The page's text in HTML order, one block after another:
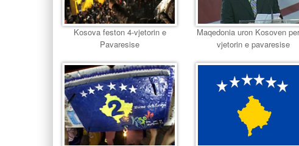
Kosova feston 4-vjetorin e
Pavaresise
Maqedonia uron Kosoven
vjetorin e pavaresise